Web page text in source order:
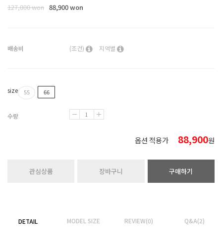
127,000 won 88,900 won
배송비 (조건) 지역별
size 55 66
수량
옵션 적용가 88,900원
관심상품 장바구니 구매하기
DETAIL MODEL SIZE REVIEW(0) Q&A(2)